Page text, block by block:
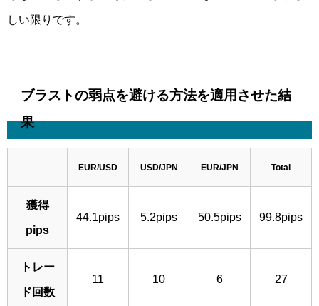
しい限りです。
ブラストの弱点を避ける方法を適用させた結
果
EUR/USD USD/JPN EUR/JPN Total
獲得
pips
44.1pips 5.2pips 50.5pips 99.8pips
トレー
ド回数
11 10 6 27